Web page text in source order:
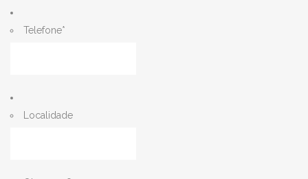
Telefone*
Localidade